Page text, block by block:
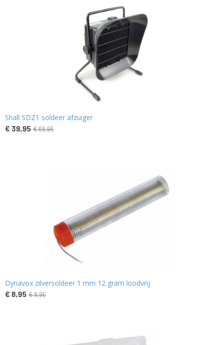
Shall SDZ1 soldeer afzuiger
€ 39,95 € 69,95
Dynavox zilversoldeer 1 mm 12 gram loodvrij
€ 8,95 € 9,95